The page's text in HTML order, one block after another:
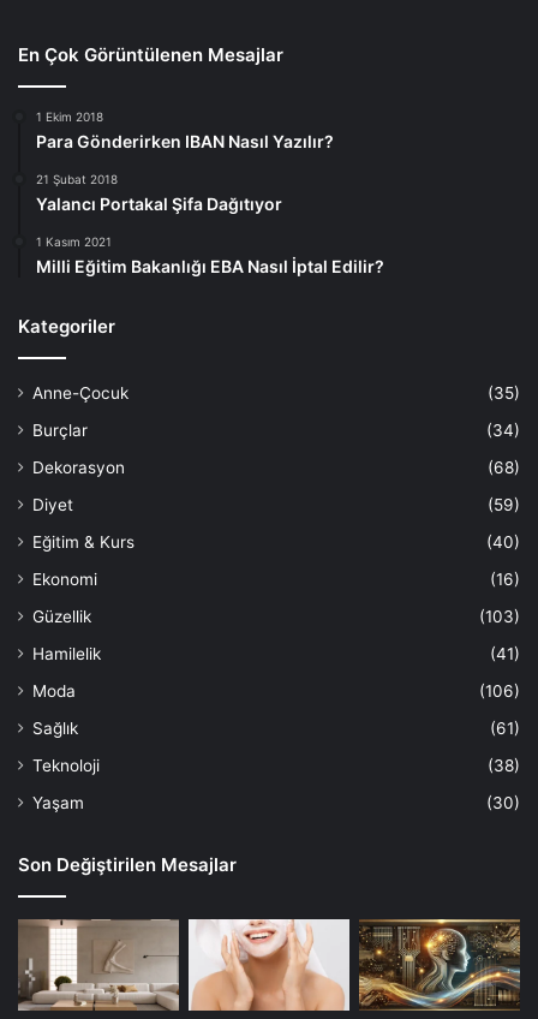
En Çok Görüntülenen Mesajlar
1 Ekim 2018
Para Gönderirken IBAN Nasıl Yazılır?
21 Şubat 2018
Yalancı Portakal Şifa Dağıtıyor
1 Kasım 2021
Milli Eğitim Bakanlığı EBA Nasıl İptal Edilir?
Kategoriler
Anne-Çocuk
(35)
Burçlar
(34)
Dekorasyon
(68)
Diyet
(59)
Eğitim & Kurs
(40)
Ekonomi
(16)
Güzellik
(103)
Hamilelik
(41)
Moda
(106)
Sağlık
(61)
Teknoloji
(38)
Yaşam
(30)
Son Değiştirilen Mesajlar